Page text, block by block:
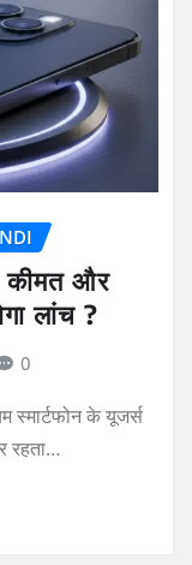
और
लांच ?
0
के यूजर्स
रहता…